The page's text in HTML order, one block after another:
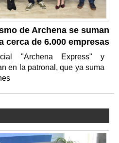
de Archena se suman
cerca de 6.000 empresas
"Archena Express" y
en la patronal, que ya suma